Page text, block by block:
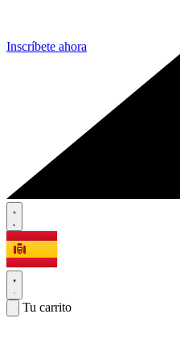
Inscríbete ahora
Tu carrito